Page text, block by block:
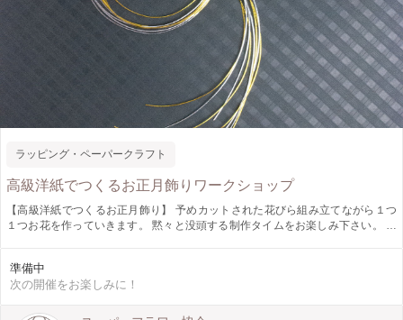
ラッピング・ペーパークラフト
高級洋紙でつくるお正月飾りワークショップ
【高級洋紙でつくるお正月飾り】 予めカットされた花びら組み立てながら１つ
１つお花を作っていきます。 黙々と没頭する制作タイムをお楽しみ下さい。 思
準備中
次の開催をお楽しみに！